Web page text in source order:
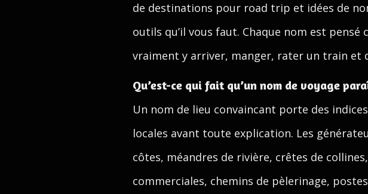
de destinations pour road trip et idées de
outils qu’il vous faut. Chaque nom est
vraiment y arriver, manger, rater un train et
Qu’est-ce qui fait qu’un nom de voyage
Un nom de lieu convaincant porte des
locales avant toute explication. Les
côtes, méandres de rivière, crêtes de
commerciales, chemins de pèlerinage,